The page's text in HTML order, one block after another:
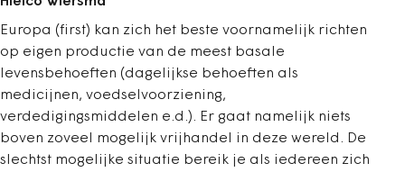
Europa (first) kan zich het beste voornamelijk richten
op eigen productie van de meest basale
levensbehoeften (dagelijkse behoeften als
medicijnen, voedselvoorziening,
verdedigingsmiddelen e.d.). Er gaat namelijk niets
boven zoveel mogelijk vrijhandel in deze wereld. De
slechtst mogelijke situatie bereik je als iedereen zich